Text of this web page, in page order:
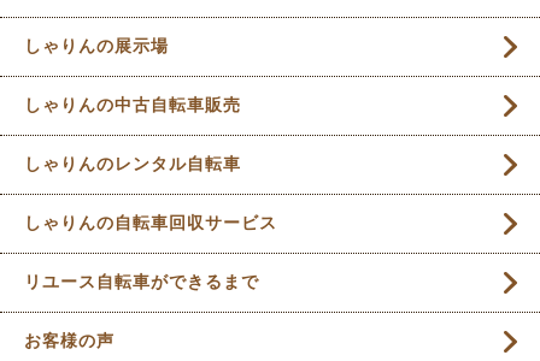
しゃりんの展示場
しゃりんの中古自転車販売
しゃりんのレンタル自転車
しゃりんの自転車回収サービス
リユース自転車ができるまで
お客様の声